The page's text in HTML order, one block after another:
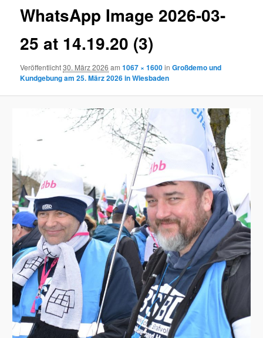
WhatsApp Image 2026-03-
25 at 14.19.20 (3)
Veröffentlicht30. März 2026 am1067 × 1600inGroßdemo und
Kundgebung am 25. März 2026 in Wiesbaden